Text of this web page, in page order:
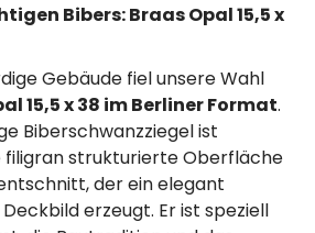
Bibers: Braas Opal 15,5 x
Gebäude fiel unsere Wahl
15,5 x 38 im Berliner Format.
Biberschwanzziegel ist
filigran strukturierte Oberfläche
der ein elegant
erzeugt. Er ist speziell